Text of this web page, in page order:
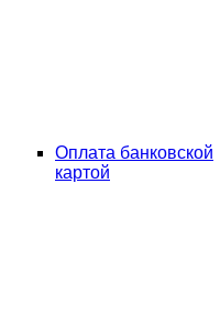
Оплата банковской
картой